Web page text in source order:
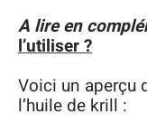
A lire en
l’utiliser ?
Voici un aperçu
l’huile de krill :